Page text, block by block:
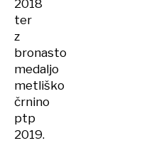
2018
ter
z
bronasto
medaljo
metliško
črnino
ptp
2019.